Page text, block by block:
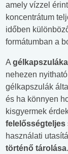
amely vízzel
koncentrátum
időben
formátumban a
A
nehezen
gélkapszulák
és ha könnyen
kisgyermek
felelősségteljes
használati
történő tárolása